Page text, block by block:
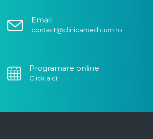
Email
contact@clinicamedicum.ro
Programare online
Click aici!